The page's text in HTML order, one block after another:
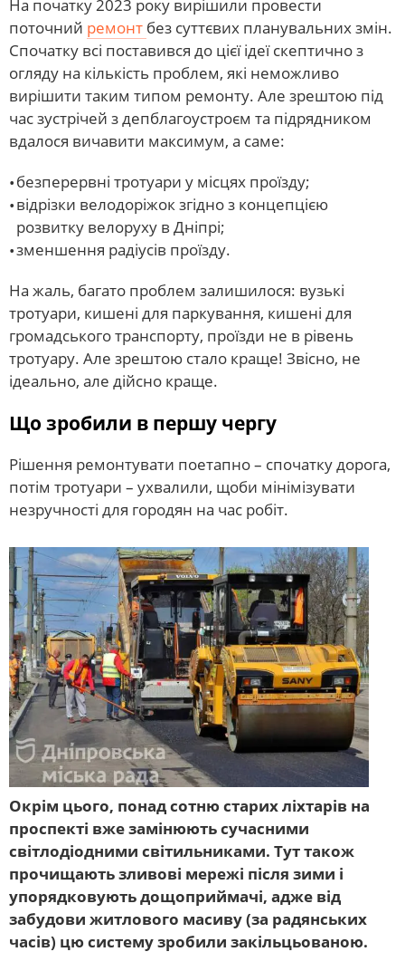
На початку 2023 року вирішили провести
поточний ремонт без суттєвих планувальних змін.
Спочатку всі поставився до цієї ідеї скептично з
огляду на кількість проблем, які неможливо
вирішити таким типом ремонту. Але зрештою під
час зустрічей з депблагоустроєм та підрядником
вдалося вичавити максимум, а саме:
безперервні тротуари у місцях проїзду;
відрізки велодоріжок згідно з концепцією
розвитку велоруху в Дніпрі;
зменшення радіусів проїзду.
На жаль, багато проблем залишилося: вузькі
тротуари, кишені для паркування, кишені для
громадського транспорту, проїзди не в рівень
тротуару. Але зрештою стало краще! Звісно, не
ідеально, але дійсно краще.
Що зробили в першу чергу
Рішення ремонтувати поетапно – спочатку дорога,
потім тротуари – ухвалили, щоби мінімізувати
незручності для городян на час робіт.
Окрім цього, понад сотню старих ліхтарів на
проспекті вже замінюють сучасними
світлодіодними світильниками. Тут також
прочищають зливові мережі після зими і
упорядковують дощоприймачі, адже від
забудови житлового масиву (за радянських
часів) цю систему зробили закільцьованою.